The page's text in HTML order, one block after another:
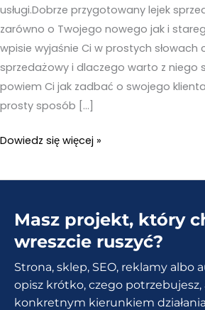
usługi.Dobrze przygotowany lejek
zarówno o Twojego nowego jak i
wpisie wyjaśnie Ci w prostych słowach
sprzedażowy i dlaczego warto z niego
powiem Ci jak zadbać o swojego
prosty sposób […]
Jak
skuteczny
sprzedażowy
krokach?
Dowiedz się więcej »
Masz projekt, który
wreszcie ruszyć?
Strona, sklep, SEO, reklamy albo
opisz krótko, czego potrzebujesz,
konkretnym kierunkiem